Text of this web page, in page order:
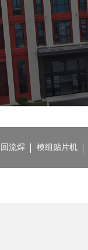
回流焊 模组贴片机